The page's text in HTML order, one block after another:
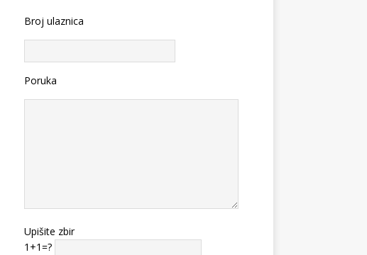
Broj ulaznica
Poruka
Upišite zbir
1+1=?